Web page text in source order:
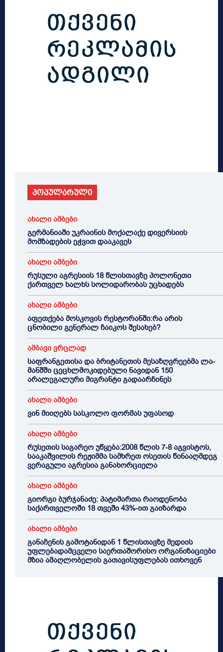
პოპულარული
ახალი ამბები
გერმანიაში უკრაინის მოქალაქე დივერსიის
მომზადების ეჭვით დააკავეს
ახალი ამბები
რუსული აგრესიის 18 წლისთავზე პოლონეთი
ქართველ ხალხს სოლიდარობას უცხადებს
ახალი ამბები
აფეთქება მოსკოვის რესტორანში:რა არის
ცნობილი გენერალ ჩაიკოს შესახებ?
ამბავი ვრცლად
საფრანგეთისა და ბრიტანეთის მესაზღვრეებმა ლა-
მანშში ცეცხლმოკიდებული ნავიდან 150
არალეგალური მიგრანტი გადაარჩინეს
ახალი ამბები
ვინ მიიღებს სასკოლო ფორმას უფასოდ
ახალი ამბები
რუსეთის საგარეო უწყება:2008 წლის 7-8 აგვისტოს,
სააკაშვილის რეჟიმმა სამხრეთ ოსეთის წინააღმდეგ
ვერაგული აგრესია განახორციელა
ახალი ამბები
გიორგი ბურჯანაძე: პატიმართა რაოდენობა
საქართველოში 18 თვეში 43%-ით გაიზარდა
ახალი ამბები
განაჩენის გამოტანიდან 1 წლისთავზე მედიის
უფლებადამცველი საერთაშორისო ორგანიზაციები
მზია ამაღლობელის გათავისუფლებას ითხოვენ